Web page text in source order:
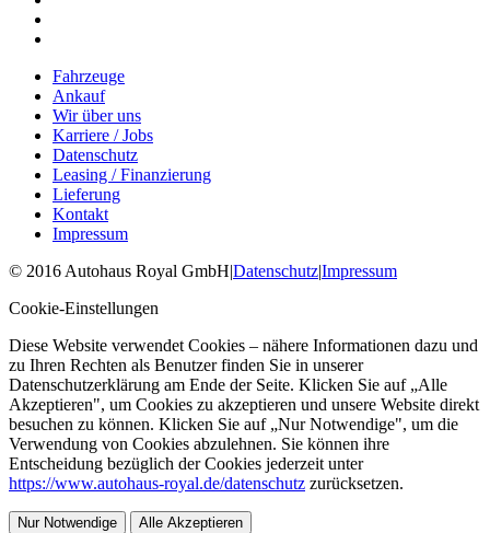
Fahrzeuge
Ankauf
Wir über uns
Karriere / Jobs
Datenschutz
Leasing / Finanzierung
Lieferung
Kontakt
Impressum
© 2016 Autohaus Royal GmbH|Datenschutz|Impressum
Cookie-Einstellungen
Diese Website verwendet Cookies – nähere Informationen dazu und
zu Ihren Rechten als Benutzer finden Sie in unserer
Datenschutzerklärung am Ende der Seite. Klicken Sie auf „Alle
Akzeptieren", um Cookies zu akzeptieren und unsere Website direkt
besuchen zu können. Klicken Sie auf „Nur Notwendige", um die
Verwendung von Cookies abzulehnen. Sie können ihre
Entscheidung bezüglich der Cookies jederzeit unter
https://www.autohaus-royal.de/datenschutz zurücksetzen.
Nur Notwendige Alle Akzeptieren